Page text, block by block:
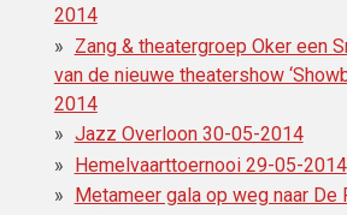
2014
Zang & theatergroep Oker een
van de nieuwe theatershow
2014
Jazz Overloon 30-05-2014
Hemelvaarttoernooi 29-05-2014
Metameer gala op weg naar De